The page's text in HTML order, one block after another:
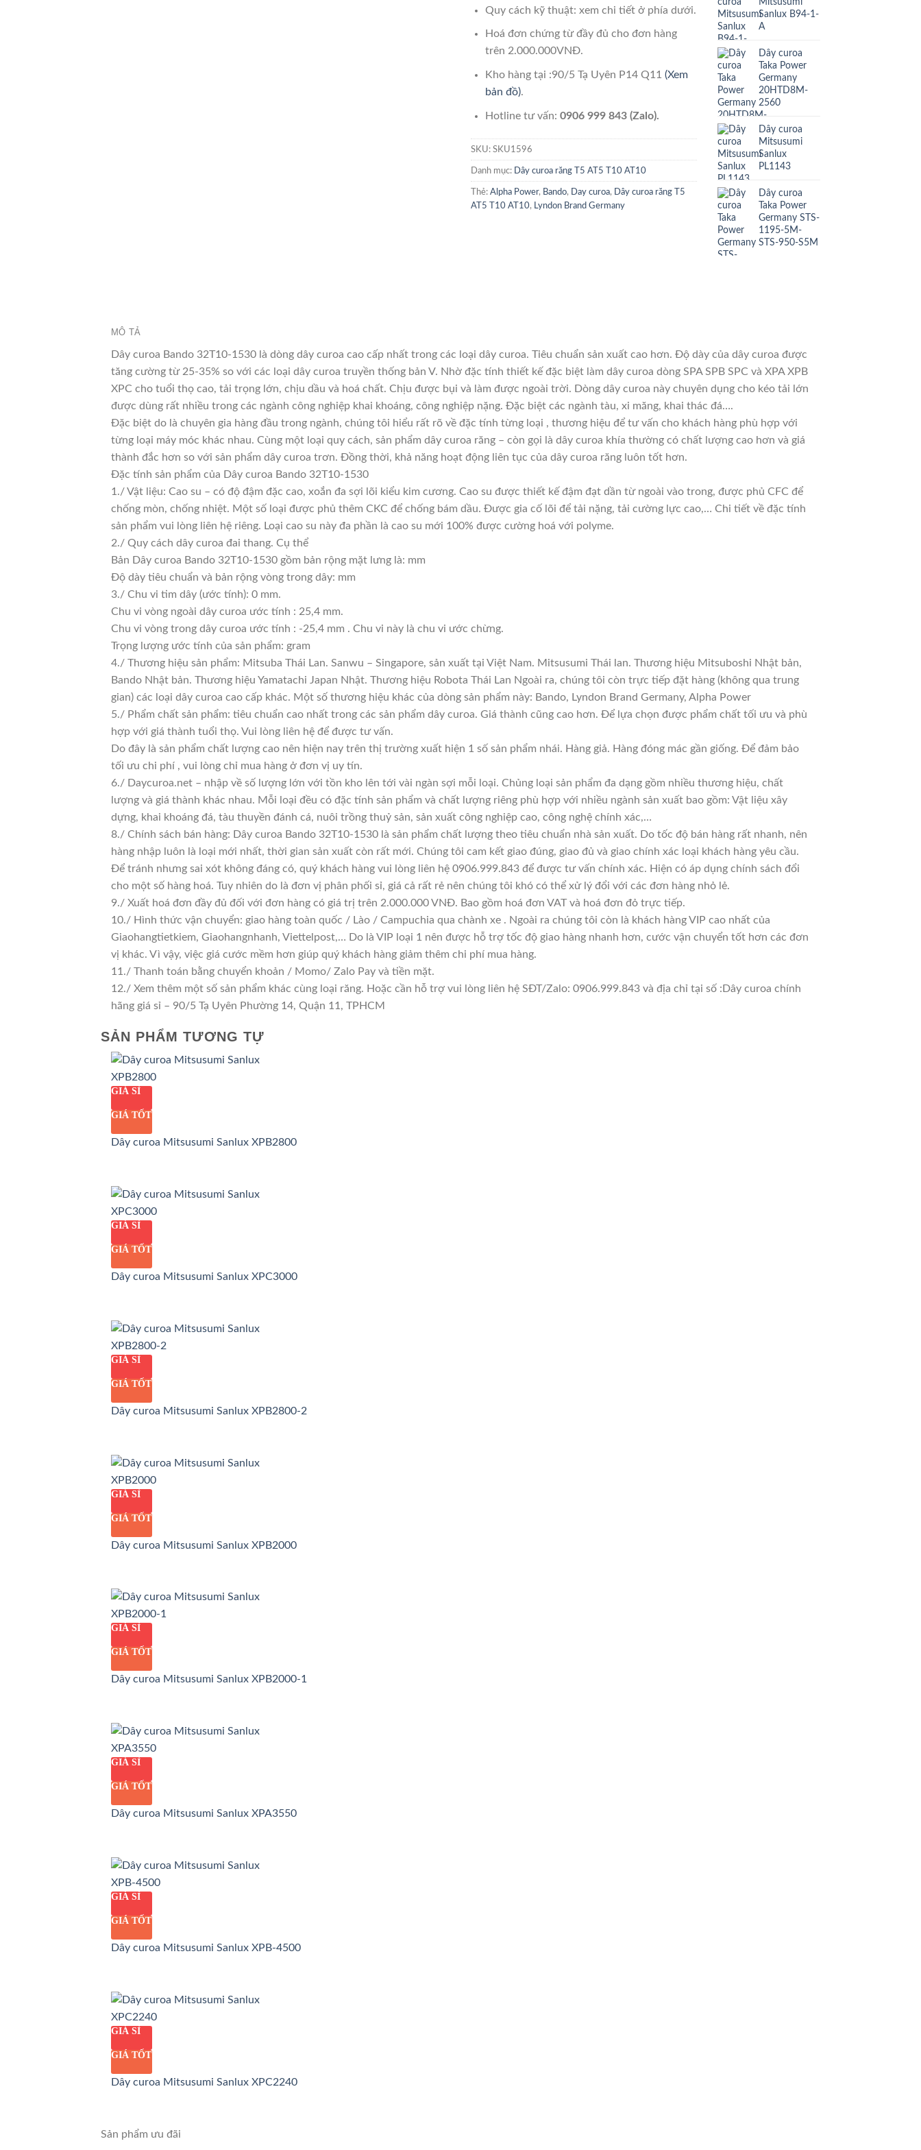
Quy cách kỹ thuật: xem chi tiết ở phía dưới.
Hoá đơn chứng từ đầy đủ cho đơn hàng
trên 2.000.000VNĐ.
Kho hàng tại :90/5 Tạ Uyên P14 Q11 (Xem
bản đồ).
Hotline tư vấn: 0906 999 843 (Zalo).
SKU: SKU1596
Danh mục: Dây curoa răng T5 AT5 T10 AT10
Thẻ: Alpha Power, Bando, Day curoa,
Dây curoa răng T5
AT5 T10 AT10, Lyndon Brand Germany
Sanlux B94-1-
A
Dây curoa
Taka Power
Germany
20HTD8M-
2560
Dây curoa
Mitsusumi
Sanlux
PL1143
Dây curoa
Taka Power
Germany STS-
1195-5M-
STS-950-S5M
MÔ TẢ
Dây curoa Bando 32T10-1530 là dòng dây curoa cao cấp nhất trong các loại dây curoa. Tiêu chuẩn sản xuất cao hơn. Độ dày của dây curoa được
tăng cường từ 25-35% so với các loại dây curoa truyền thống bản V. Nhờ đặc tính thiết kế đặc biệt làm dây curoa dòng SPA SPB SPC và XPA XPB
XPC cho tuổi thọ cao, tải trọng lớn, chịu dầu và hoá chất. Chịu được bụi và làm được ngoài trời. Dòng dây curoa này chuyên dụng cho kéo tải lớn
được dùng rất nhiều trong các ngành công nghiệp khai khoáng, công nghiệp nặng. Đặc biệt các ngành tàu, xi măng, khai thác đá….
Đặc biệt do là chuyên gia hàng đầu trong ngành, chúng tôi hiểu rất rõ về đặc tính từng loại , thương hiệu để tư vấn cho khách hàng phù hợp với
từng loại máy móc khác nhau. Cùng một loại quy cách, sản phẩm dây curoa răng – còn gọi là dây curoa khía thường có chất lượng cao hơn và giá
thành đắc hơn so với sản phẩm dây curoa trơn. Đồng thời, khả năng hoạt động liên tục của dây curoa răng luôn tốt hơn.
Đặc tính sản phẩm của Dây curoa Bando 32T10-1530
1./ Vật liệu: Cao su – có độ đậm đặc cao, xoắn đa sợi lõi kiểu kim cương. Cao su được thiết kế đậm đạt dần từ ngoài vào trong, được phủ CFC để
chống mòn, chống nhiệt. Một số loại được phủ thêm CKC để chống bám dầu. Được gia cố lõi để tải nặng, tải cường lực cao,… Chi tiết về đặc tính
sản phẩm vui lòng liên hệ riêng. Loại cao su này đa phần là cao su mới 100% được cường hoá với polyme.
2./ Quy cách dây curoa đai thang. Cụ thể
Bản Dây curoa Bando 32T10-1530 gồm bản rộng mặt lưng là: mm
Độ dày tiêu chuẩn và bản rộng vòng trong dây: mm
3./ Chu vi tim dây (ước tính): 0 mm.
Chu vi vòng ngoài dây curoa ước tính : 25,4 mm.
Chu vi vòng trong dây curoa ước tính : -25,4 mm . Chu vi này là chu vi ước chừng.
Trọng lượng ước tính của sản phẩm: gram
4./ Thương hiệu sản phẩm: Mitsuba Thái Lan. Sanwu – Singapore, sản xuất tại Việt Nam. Mitsusumi Thái lan. Thương hiệu Mitsuboshi Nhật bản,
Bando Nhật bản. Thương hiệu Yamatachi Japan Nhật. Thương hiệu Robota Thái Lan Ngoài ra, chúng tôi còn trực tiếp đặt hàng (không qua trung
gian) các loại dây curoa cao cấp khác. Một số thương hiệu khác của dòng sản phẩm này: Bando, Lyndon Brand Germany, Alpha Power
5./ Phẩm chất sản phẩm: tiêu chuẩn cao nhất trong các sản phẩm dây curoa. Giá thành cũng cao hơn. Để lựa chọn được phẩm chất tối ưu và phù
hợp với giá thành tuổi thọ. Vui lòng liên hệ để được tư vấn.
Do đây là sản phẩm chất lượng cao nên hiện nay trên thị trường xuất hiện 1 số sản phẩm nhái. Hàng giả. Hàng đóng mác gần giống. Để đảm bảo
tối ưu chi phí , vui lòng chỉ mua hàng ở đơn vị uy tín.
6./ Daycuroa.net – nhập về số lượng lớn với tồn kho lên tới vài ngàn sợi mỗi loại. Chủng loại sản phẩm đa dạng gồm nhiều thương hiệu, chất
lượng và giá thành khác nhau. Mỗi loại đều có đặc tính sản phẩm và chất lượng riêng phù hợp với nhiều ngành sản xuất bao gồm: Vật liệu xây
dựng, khai khoáng đá, tàu thuyền đánh cá, nuôi trồng thuỷ sản, sản xuất công nghiệp cao, công nghệ chính xác,…
8./ Chính sách bán hàng: Dây curoa Bando 32T10-1530 là sản phẩm chất lượng theo tiêu chuẩn nhà sản xuất. Do tốc độ bán hàng rất nhanh, nên
hàng nhập luôn là loại mới nhất, thời gian sản xuất còn rất mới. Chúng tôi cam kết giao đúng, giao đủ và giao chính xác loại khách hàng yêu cầu.
Để tránh nhưng sai xót không đáng có, quý khách hàng vui lòng liên hệ 0906.999.843 để được tư vấn chính xác. Hiện có áp dụng chính sách đổi
cho một số hàng hoá. Tuy nhiên do là đơn vị phân phối sỉ, giá cả rất rẻ nên chúng tôi khó có thể xử lý đổi với các đơn hàng nhỏ lẻ.
9./ Xuất hoá đơn đầy đủ đối với đơn hàng có giá trị trên 2.000.000 VNĐ. Bao gồm hoá đơn VAT và hoá đơn đỏ trực tiếp.
10./ Hình thức vận chuyển: giao hàng toàn quốc / Lào / Campuchia qua chành xe . Ngoài ra chúng tôi còn là khách hàng VIP cao nhất của
Giaohangtietkiem, Giaohangnhanh, Viettelpost,… Do là VIP loại 1 nên được hỗ trợ tốc độ giao hàng nhanh hơn, cước vận chuyển tốt hơn các đơn
vị khác. Vì vậy, việc giá cước mềm hơn giúp quý khách hàng giảm thêm chi phí mua hàng.
11./ Thanh toán bằng chuyển khoản / Momo/ Zalo Pay và tiền mặt.
12./ Xem thêm một số sản phẩm khác cùng loại răng. Hoặc cần hỗ trợ vui lòng liên hệ SĐT/Zalo: 0906.999.843 và địa chỉ tại số :Dây curoa chính
hãng giá sỉ – 90/5 Tạ Uyên Phường 14, Quận 11, TPHCM
SẢN PHẨM TƯƠNG TỰ
GIÁ SỈ
GIÁ TỐT
Dây curoa Mitsusumi Sanlux XPB2800
GIÁ SỈ
GIÁ TỐT
Dây curoa Mitsusumi Sanlux XPC3000
GIÁ SỈ
GIÁ TỐT
Dây curoa Mitsusumi Sanlux XPB2800-2
GIÁ SỈ
GIÁ TỐT
Dây curoa Mitsusumi Sanlux XPB2000
GIÁ SỈ
GIÁ TỐT
Dây curoa Mitsusumi Sanlux XPB2000-1
GIÁ SỈ
GIÁ TỐT
Dây curoa Mitsusumi Sanlux XPA3550
GIÁ SỈ
GIÁ TỐT
Dây curoa Mitsusumi Sanlux XPB-4500
GIÁ SỈ
GIÁ TỐT
Dây curoa Mitsusumi Sanlux XPC2240
Sản phẩm ưu đãi